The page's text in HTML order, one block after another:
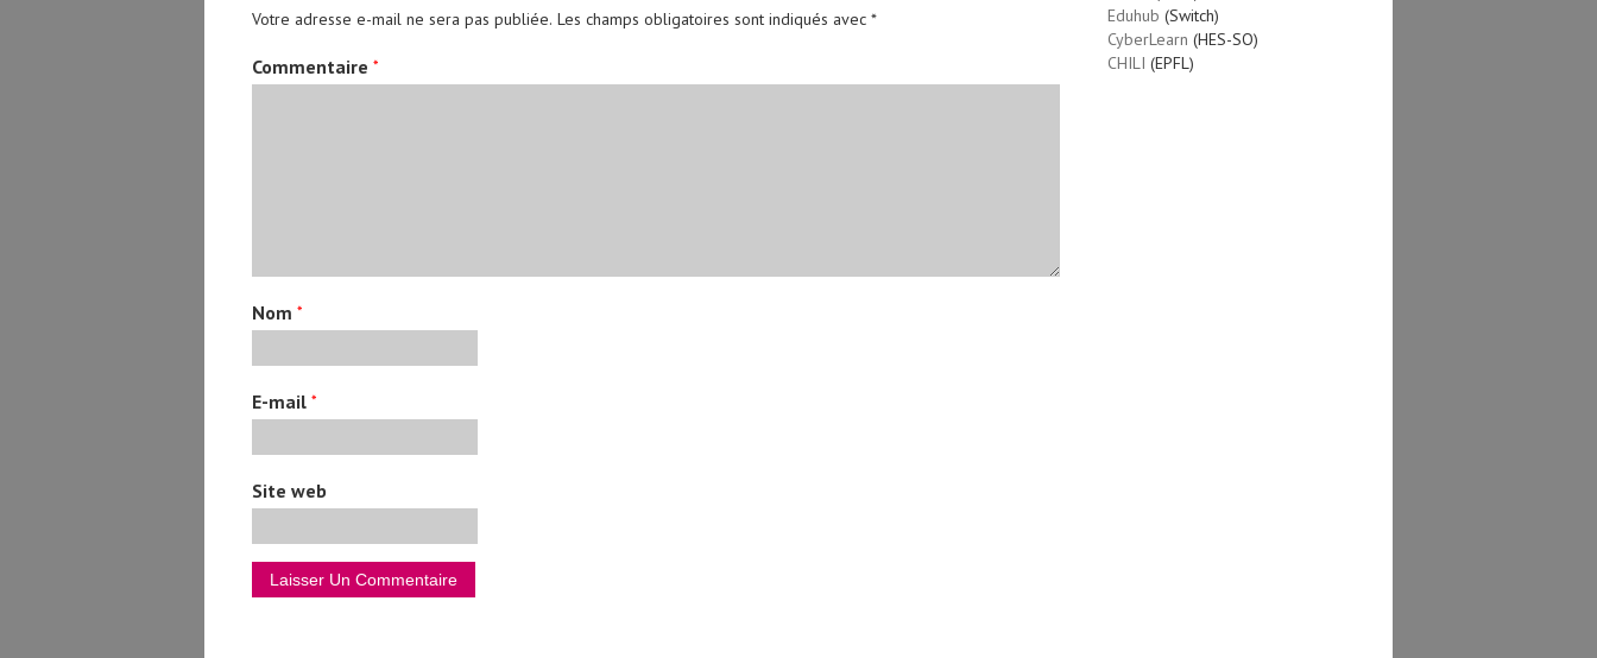
Votre adresse e-mail ne sera pas publiée. Les champs obligatoires sont indiqués avec *
Commentaire *
Nom *
E-mail *
Site web
Eduhub (Switch)
CyberLearn (HES-SO)
CHILI (EPFL)